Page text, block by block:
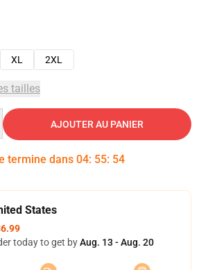
XL 2XL
tailles
AJOUTER AU PANIER
termine dans 04: 55: 53
States
today to get byAug. 13 - Aug. 20